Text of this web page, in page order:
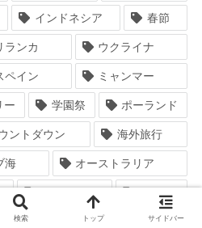
インドネシア 春節
ランカ ウクライナ
ペイン ミャンマー
ー 学園祭 ポーランド
ントダウン 海外旅行
海 オーストラリア
カンボジア ラオス
ルウェー リトアニア
検索 トップ サイドバー